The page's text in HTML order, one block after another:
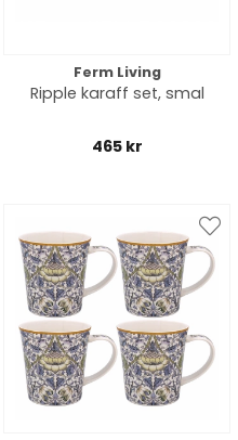
Ferm Living
Ripple karaff set, smal
465 kr